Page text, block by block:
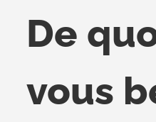
De
vous